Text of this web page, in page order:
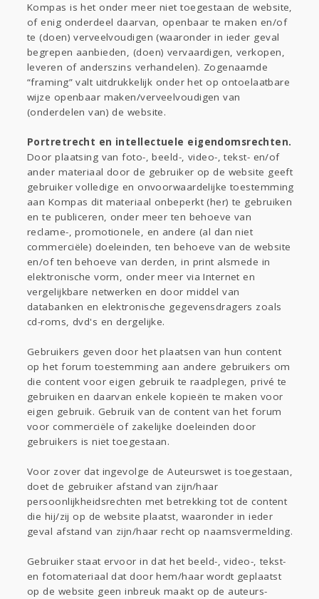
Kompas is het onder meer niet toegestaan de website,
of enig onderdeel daarvan, openbaar te maken en/of
te (doen) verveelvoudigen (waaronder in ieder geval
begrepen aanbieden, (doen) vervaardigen, verkopen,
leveren of anderszins verhandelen). Zogenaamde
“framing” valt uitdrukkelijk onder het op ontoelaatbare
wijze openbaar maken/verveelvoudigen van
(onderdelen van) de website.
Portretrecht en intellectuele eigendomsrechten.
Door plaatsing van foto-, beeld-, video-, tekst- en/of
ander materiaal door de gebruiker op de website geeft
gebruiker volledige en onvoorwaardelijke toestemming
aan Kompas dit materiaal onbeperkt (her) te gebruiken
en te publiceren, onder meer ten behoeve van
reclame-, promotionele, en andere (al dan niet
commerciële) doeleinden, ten behoeve van de website
en/of ten behoeve van derden, in print alsmede in
elektronische vorm, onder meer via Internet en
vergelijkbare netwerken en door middel van
databanken en elektronische gegevensdragers zoals
cd-roms, dvd's en dergelijke.
Gebruikers geven door het plaatsen van hun content
op het forum toestemming aan andere gebruikers om
die content voor eigen gebruik te raadplegen, privé te
gebruiken en daarvan enkele kopieën te maken voor
eigen gebruik. Gebruik van de content van het forum
voor commerciële of zakelijke doeleinden door
gebruikers is niet toegestaan.
Voor zover dat ingevolge de Auteurswet is toegestaan,
doet de gebruiker afstand van zijn/haar
persoonlijkheidsrechten met betrekking tot de content
die hij/zij op de website plaatst, waaronder in ieder
geval afstand van zijn/haar recht op naamsvermelding.
Gebruiker staat ervoor in dat het beeld-, video-, tekst-
en fotomateriaal dat door hem/haar wordt geplaatst
op de website geen inbreuk maakt op de auteurs-